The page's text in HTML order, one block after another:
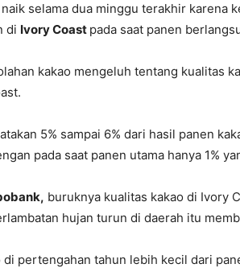
selama dua minggu terakhir karena
di Ivory Coast pada saat panen
kakao mengeluh tentang kualitas
5% sampai 6% dari hasil panen
pada saat panen utama hanya 1%
buruknya kualitas kakao di Ivory
hujan turun di daerah itu
di pertengahan tahun lebih kecil dari